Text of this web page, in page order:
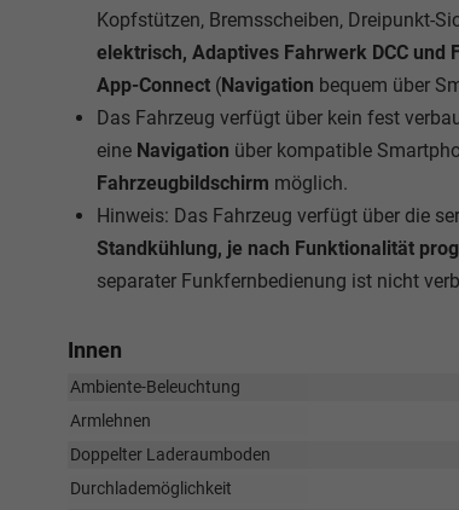
Kopfstützen, Bremsscheiben, Dreipunkt-
elektrisch, Adaptives Fahrwerk DCC und
App-Connect (Navigation bequem über
Das Fahrzeug verfügt über kein fest
eine Navigation über kompatible
Fahrzeugbildschirm möglich.
Hinweis: Das Fahrzeug verfügt über die
Standkühlung, je nach Funktionalität
separater Funkfernbedienung ist nicht
Innen
Ambiente-Beleuchtung
Armlehnen
Doppelter Laderaumboden
Durchlademöglichkeit